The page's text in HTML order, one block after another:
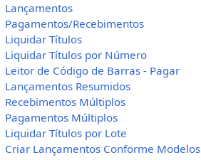
Lançamentos
Pagamentos/Recebimentos
Liquidar Títulos
Liquidar Títulos por Número
Leitor de Código de Barras - Pagar
Lançamentos Resumidos
Recebimentos Múltiplos
Pagamentos Múltiplos
Liquidar Títulos por Lote
Criar Lançamentos Conforme Modelos